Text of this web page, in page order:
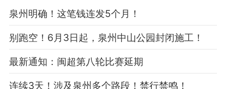
泉州明确！这笔钱连发5个月！
别跑空！6月3日起，泉州中山公园封闭施工！
最新通知：闽超第八轮比赛延期
连续3天！涉及泉州多个路段！禁行禁鸣！